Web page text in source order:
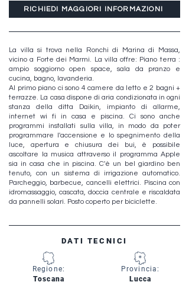
RICHIEDI MAGGIORI INFORMAZIONI
La villa si trova nella Ronchi di Marina di Massa,
vicino a Forte dei Marmi. La villa offre: Piano terra :
ampio soggiorno open space, sala da pranzo e
cucina, bagno, lavanderia.
Al primo piano ci sono 4 camere da letto e 2 bagni +
terrazze. La casa dispone di aria condizionata in ogni
stanza della ditta Daikin, impianto di allarme,
internet wi fi in casa e piscina. Ci sono anche
programmi installati sulla villa, in modo da poter
programmare l'accensione e lo spegnimento della
luce, apertura e chiusura dei bui, è possibile
ascoltare la musica attraverso il programma Apple
sia in casa che in piscina. C'è un bel giardino ben
tenuto, con un sistema di irrigazione automatico.
Parcheggio, barbecue, cancelli elettrici. Piscina con
idromassaggio, cascata, doccia centrale e riscaldata
da pannelli solari. Posto coperto per biciclette.
DATI TECNICI
Regione:
Toscana
Lucca
Provincia: